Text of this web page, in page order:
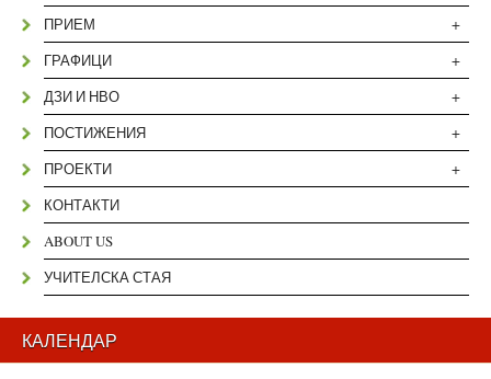
+
ПРИЕМ
+
ГРАФИЦИ
+
ДЗИ И НВО
+
ПОСТИЖЕНИЯ
+
ПРОЕКТИ
КОНТАКТИ
ABOUT US
УЧИТЕЛСКА СТАЯ
КАЛЕНДАР